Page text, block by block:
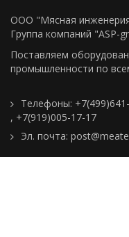
ООО "Мясная
Группа компаний "ASP-
Поставляем
промышленности по
Телефоны:
, +7(919)005-17-17
Эл. почта: